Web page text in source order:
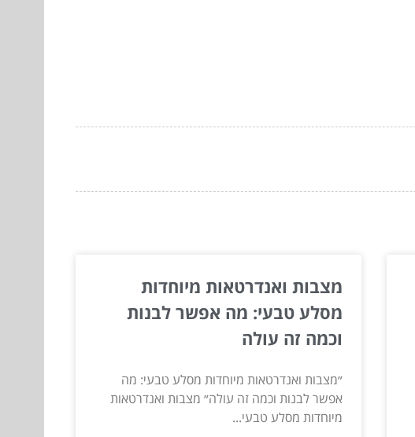
מצבות ואנדרטאות מיוחדות
מסלע טבעי: מה אפשר לבנות
וכמה זה עולה
״מצבות ואנדרטאות מיוחדות מסלע טבעי: מה
אפשר לבנות וכמה זה עולה״ מצבות ואנדרטאות
מיוחדות מסלע טבעי...